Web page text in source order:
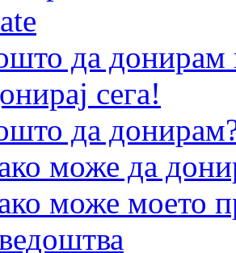
да
сега!
да
може да
може моето